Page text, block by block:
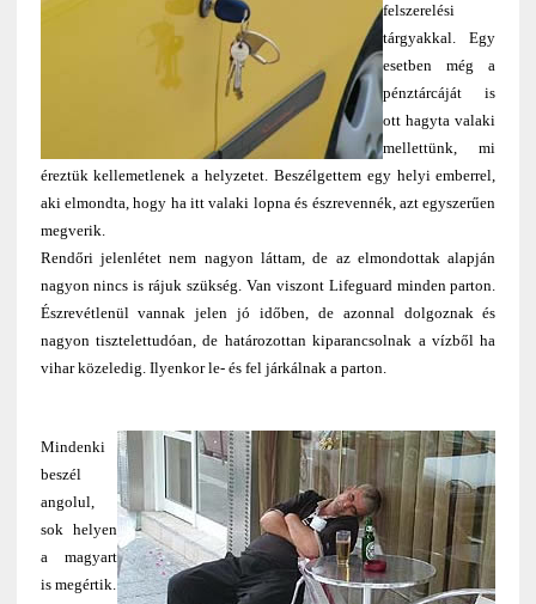
felszerelési
tárgyakkal. Egy
esetben még a
pénztárcáját is
ott hagyta valaki
mellettünk, mi
éreztük kellemetlenek a helyzetet. Beszélgettem egy helyi emberrel,
aki elmondta, hogy ha itt valaki lopna és észrevennék, azt egyszerűen
megverik.
Rendőri jelenlétet nem nagyon láttam, de az elmondottak alapján
nagyon nincs is rájuk szükség. Van viszont Lifeguard minden parton.
Észrevétlenül vannak jelen jó időben, de azonnal dolgoznak és
nagyon tisztelettudóan, de határozottan kiparancsolnak a vízből ha
vihar közeledig. Ilyenkor le- és fel járkálnak a parton.
Mindenki
beszél
angolul,
sok helyen
a magyart
is megértik.